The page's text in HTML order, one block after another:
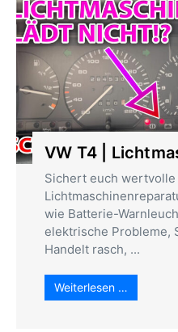
VW T4 |
Sichert euch wertvolle
wie Batterie-
elektrische Probleme,
Handelt rasch, ...
Weiterlesen …